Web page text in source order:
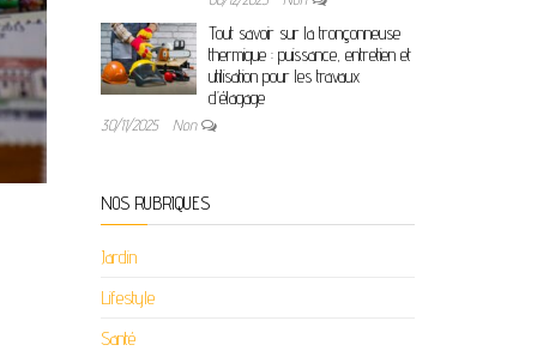
Tout savoir sur la tronçonneuse
thermique : puissance, entretien et
utilisation pour les travaux
d’élagage
30/11/2025 Non
NOS RUBRIQUES
Jardin
Lifestyle
Santé